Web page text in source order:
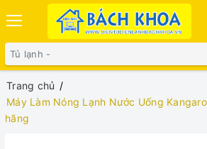
Trang chủ
Máy Làm Nóng Lạnh Nước Uống
hãng